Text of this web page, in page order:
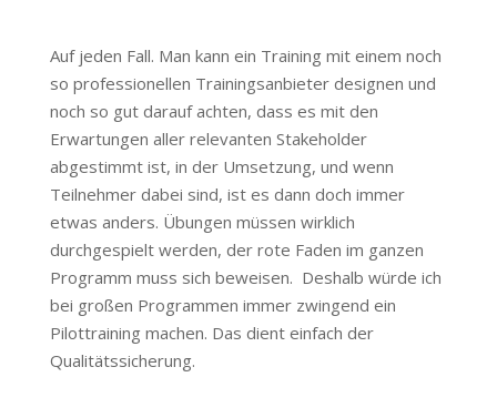
Auf jeden Fall. Man kann ein Training mit einem noch
so professionellen Trainingsanbieter designen und
noch so gut darauf achten, dass es mit den
Erwartungen aller relevanten Stakeholder
abgestimmt ist, in der Umsetzung, und wenn
Teilnehmer dabei sind, ist es dann doch immer
etwas anders. Übungen müssen wirklich
durchgespielt werden, der rote Faden im ganzen
Programm muss sich beweisen. Deshalb würde ich
bei großen Programmen immer zwingend ein
Pilottraining machen. Das dient einfach der
Qualitätssicherung.